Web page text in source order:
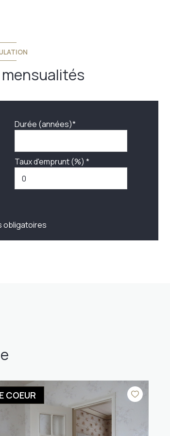
Durée (années)*
Taux d'emprunt (%) *
obligatoires
COEUR